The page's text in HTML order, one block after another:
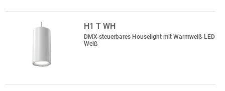
H1 T WH
DMX-steuerbares Houselight mit Warmweiß-LED
Weiß